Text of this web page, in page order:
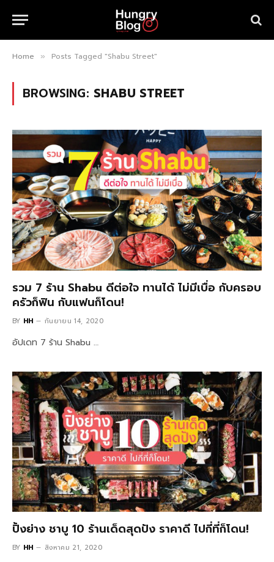
Home » Posts Tagged "Shabu Street"
BROWSING: SHABU STREET
รวม 7 ร้าน Shabu ดีต่อใจ ทานได้ ไม่มีเบื่อ กับครอบ
ครัวก็ฟิน กับแฟนก็โดน!
BY HH กันยายน 14, 2020
อัปเดท 7 ร้าน Shabu …
ปิ้งย่าง ชาบู 10 ร้านเด็ดสุดปัง ราคาดี ไปกี่ที่ก็โดน!
BY HH สิงหาคม 21, 2020